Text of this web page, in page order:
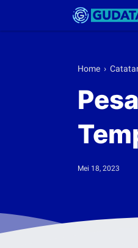
Home ›
Mei 18, 2023